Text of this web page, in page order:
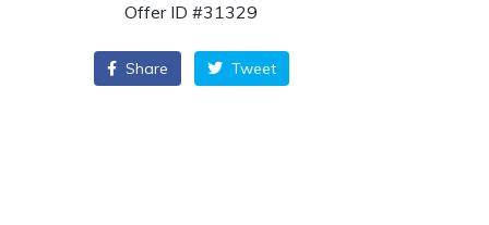
Offer ID #31329
Share Tweet